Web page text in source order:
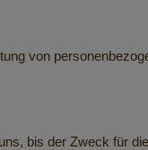
von
bis der Zweck für